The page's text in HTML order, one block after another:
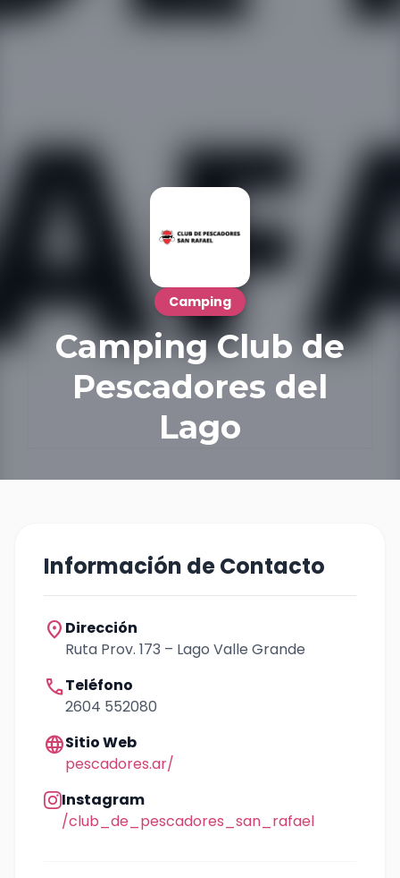
Camping
Camping Club de
Pescadores del
Lago
Información de Contacto
location_on Dirección
Ruta Prov. 173 – Lago Valle Grande
callTeléfono
2604 552080
languageSitio Web
pescadores.ar/
Instagram
/club_de_pescadores_san_rafael